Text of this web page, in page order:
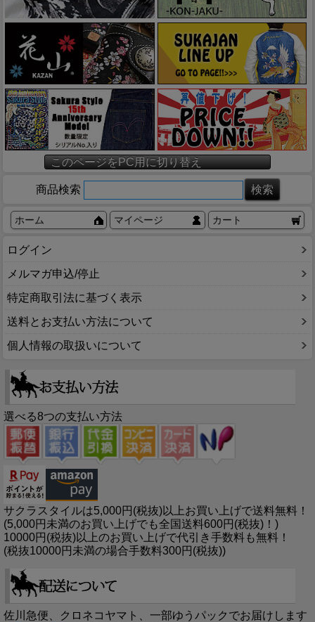
このページをPC用に切り替え
商品検索
ホーム マイページ カート
ログイン
メルマガ申込/停止
特定商取引法に基づく表示
送料とお支払い方法について
個人情報の取扱いについて
選べる8つの支払い方法
サクラスタイルは5,000円(税抜)以上お買い上げで送料無料！
(5,000円未満のお買い上げでも全国送料600円(税抜)！)
10000円(税抜)以上のお買い上げで代引き手数料も無料！
(税抜10000円未満の場合手数料300円(税抜))
佐川急便、クロネコヤマト、一部ゆうパックでお届けします